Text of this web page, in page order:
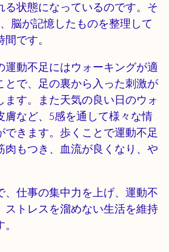
る状態になっているのです。そ
脳が記憶したものを整理して
です。
運動不足にはウォーキングが適
とで、足の裏から入った刺激が
ます。また天気の良い日のウォ
膚など、5感を通して様々な情
できます。歩くことで運動不足
肉もつき、血流が良くなり、や
、仕事の集中力を上げ、運動不
ストレスを溜めない生活を維持